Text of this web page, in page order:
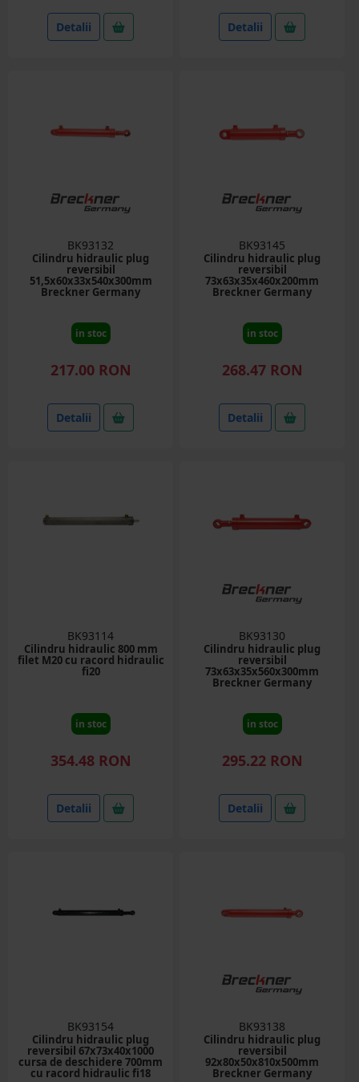
Detalii Detalii
BK93132
Cilindru hidraulic plug
reversibil
51,5x60x33x540x300mm
Breckner Germany
in stoc
217.00 RON
Detalii
BK93145
Cilindru hidraulic plug
reversibil
73x63x35x460x200mm
Breckner Germany
in stoc
268.47 RON
Detalii
BK93114
Cilindru hidraulic 800 mm
filet M20 cu racord hidraulic
fi20
in stoc
354.48 RON
Detalii
BK93130
Cilindru hidraulic plug
reversibil
73x63x35x560x300mm
Breckner Germany
in stoc
295.22 RON
Detalii
BK93154
Cilindru hidraulic plug
reversibil 67x73x40x1000
cursa de deschidere 700mm
cu racord hidraulic fi18
BK93138
Cilindru hidraulic plug
reversibil
92x80x50x810x500mm
Breckner Germany